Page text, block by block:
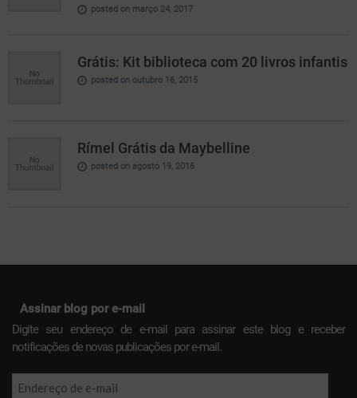
posted on março 24, 2017
Grátis: Kit biblioteca com 20 livros infantis
posted on outubro 16, 2015
Rímel Grátis da Maybelline
posted on agosto 19, 2016
Assinar blog por e-mail
Digite seu endereço de e-mail para assinar este blog e receber
notificações de novas publicações por e-mail.
Endereço